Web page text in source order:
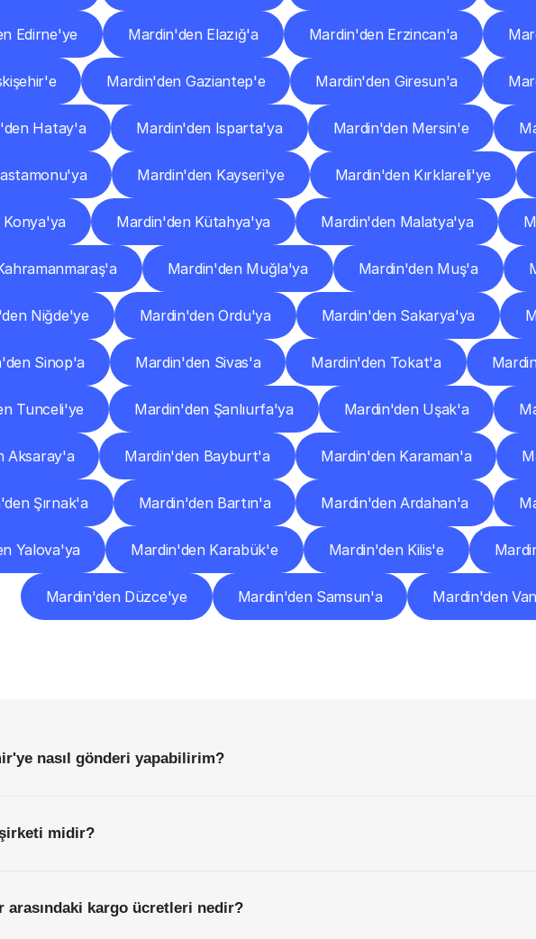
Edirne'ye Mardin'den Elazığ'a Mardin'den Erzincan'a
Mardin'den Gaziantep'e Mardin'den Giresun'a
Hatay'a Mardin'den Isparta'ya Mardin'den Mersin'e
Mardin'den Kayseri'ye Mardin'den Kırklareli'ye
Mardin'den Kütahya'ya Mardin'den Malatya'ya
Mardin'den Muğla'ya Mardin'den Muş'a
Niğde'ye Mardin'den Ordu'ya Mardin'den Sakarya'ya
Sinop'a Mardin'den Sivas'a Mardin'den Tokat'a
Tunceli'ye Mardin'den Şanlıurfa'ya Mardin'den Uşak'a
Aksaray'a Mardin'den Bayburt'a Mardin'den Karaman'a
Şırnak'a Mardin'den Bartın'a Mardin'den Ardahan'a
Yalova'ya Mardin'den Karabük'e Mardin'den Kilis'e
Mardin'den Düzce'ye Mardin'den Samsun'a Mardin'den
nasıl gönderi yapabilirim?
midir?
arasındaki kargo ücretleri nedir?